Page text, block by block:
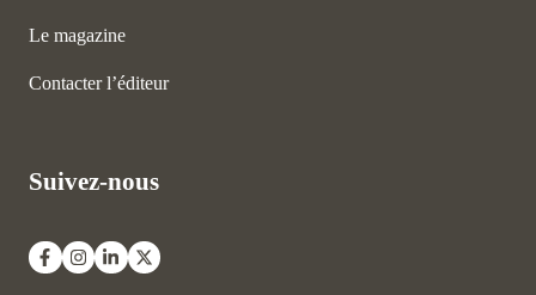
Le magazine
Contacter l’éditeur
Suivez-nous